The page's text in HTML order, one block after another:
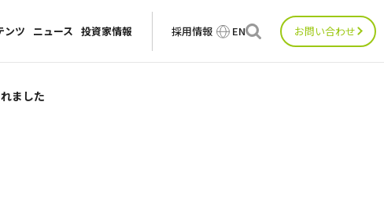
ンツ ニュース 投資家情報 採用情報 EN お問い合わせ
ました